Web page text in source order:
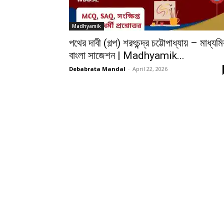
Madhyamik
পথের দাবী (গল্প) শরৎচন্দ্র চট্টোপাধ্যায় –
বাংলা সাজেশন | Madhyamik...
Debabrata Mandal - April 22, 2026